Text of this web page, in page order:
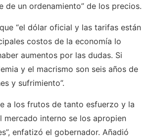
de un ordenamiento” de los precios.
“el dólar oficial y las tarifas están
costos de la economía lo
aumentos por las dudas. Si
y el macrismo son seis años de
y sufrimiento”.
a los frutos de tanto esfuerzo y la
mercado interno se los apropien
enfatizó el gobernador. Añadió